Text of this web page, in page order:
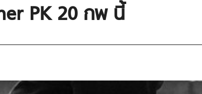
PK 20 กพ นี้